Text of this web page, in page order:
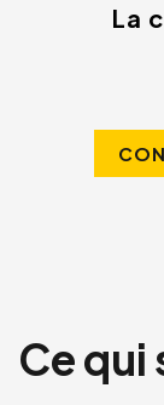
La
Ce qui